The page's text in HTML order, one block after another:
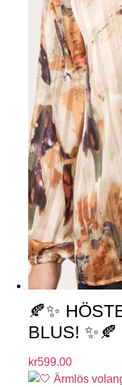
🍂✨
BLUS! ✨🍂
kr599.00